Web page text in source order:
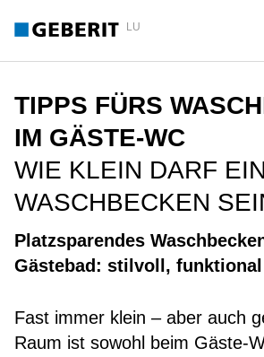
LU
TIPPS FÜRS
IM GÄSTE-WC
WIE KLEIN DARF EIN
WASCHBECKEN
Platzsparendes
Gästebad: stilvoll,
Fast immer klein – aber auch
Raum ist sowohl beim Gäste-